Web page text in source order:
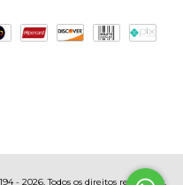
- 2026. Todos os direitos reservados.